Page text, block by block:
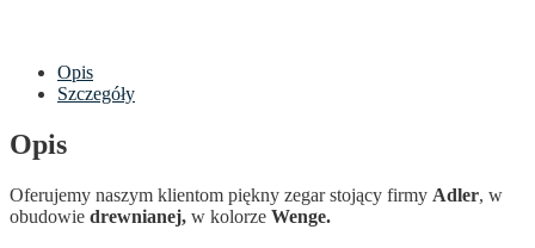
Opis
Szczegóły
Opis
Oferujemy naszym klientom piękny zegar stojący firmy Adler, w
obudowie drewnianej, w kolorze Wenge.